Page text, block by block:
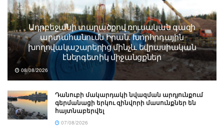
Ադրբեջանի տարածքով ռուսական գազի
արտահանումն Իրան. Խորհրդային
խողովակաշարերից մինչև եվրասիական
էներգետիկ միջանցքներ
08/08/2026
Դանուբի մակարդակի նվազման արդյունքում
գերմանացի երկու զինվորի մասունքներ են
հայտնաբերվել
07/08/2026